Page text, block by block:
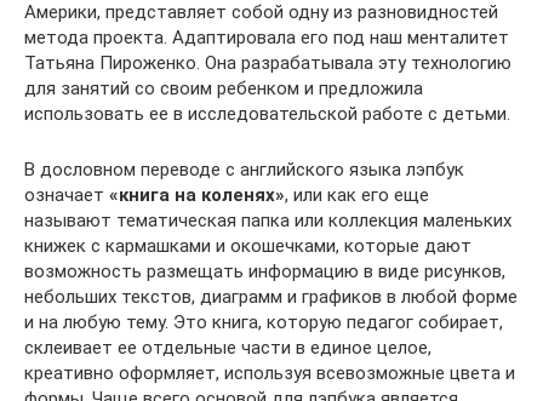
Америки, представляет собой одну из разновидностей
метода проекта. Адаптировала его под наш менталитет
Татьяна Пироженко. Она разрабатывала эту технологию
для занятий со своим ребенком и предложила
использовать ее в исследовательской работе с детьми.
В дословном переводе с английского языка лэпбук
означает «книга на коленях», или как его еще
называют тематическая папка или коллекция маленьких
книжек с кармашками и окошечками, которые дают
возможность размещать информацию в виде рисунков,
небольших текстов, диаграмм и графиков в любой форме
и на любую тему. Это книга, которую педагог собирает,
склеивает ее отдельные части в единое целое,
креативно оформляет, используя всевозможные цвета и